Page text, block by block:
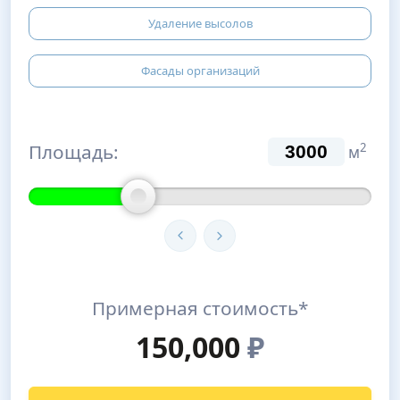
Удаление высолов
Фасады организаций
Площадь: м2
Примерная стоимость*
150,000₽